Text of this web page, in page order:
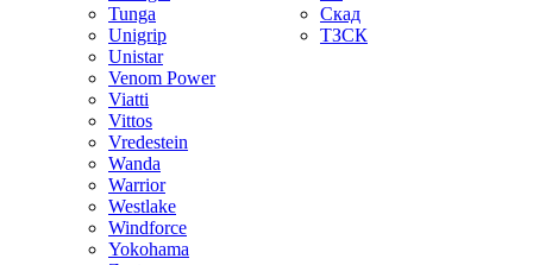
Tunga
Unigrip
Unistar
Venom Power
Viatti
Vittos
Vredestein
Wanda
Warrior
Westlake
Windforce
Yokohama
Скад
ТЗСК